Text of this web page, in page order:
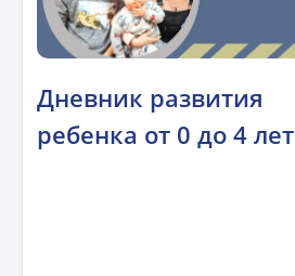
Дневник развития
ребенка от 0 до 4 лет